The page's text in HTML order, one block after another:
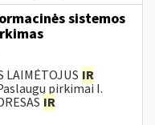
sistemos
LAIMĖTOJUS IR
pirkimai I.
IR